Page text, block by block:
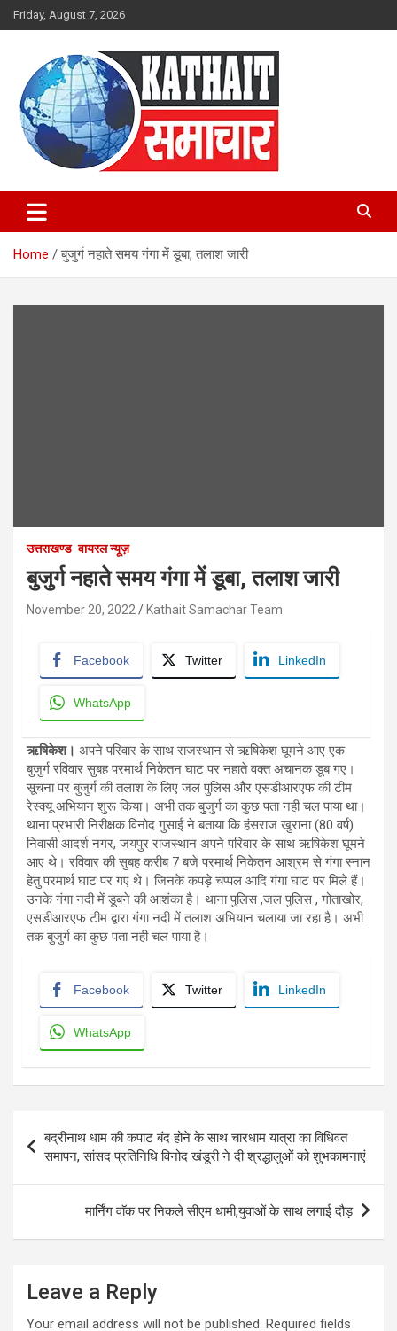
Skip
to
Friday, August 7, 2026
Kathait Samachar – Latest
Uttarakhand News in Hindi,
Uttarakhand News Headlines
Home बुजुर्ग नहाते समय गंगा में डूबा, तलाश जारी
उत्तराखण्ड वायरल न्यूज़
बुजुर्ग नहाते समय गंगा में डूबा, तलाश जारी
November 20, 2022 Kathait Samachar Team
Facebook Twitter LinkedIn
WhatsApp
ऋषिकेश। अपने परिवार के साथ राजस्थान से ऋषिकेश घूमने आए एक
बुजुर्ग रविवार सुबह परमार्थ निकेतन घाट पर नहाते वक्त अचानक डूब गए।
सूचना पर बुजुर्ग की तलाश के लिए जल पुलिस और एसडीआरएफ की टीम
रेस्क्यू अभियान शुरू किया। अभी तक बुुजुर्ग का कुछ पता नही चल पाया था।
थाना प्रभारी निरीक्षक विनोद गुसाईं ने बताया कि हंसराज खुराना (80 वर्ष)
निवासी आदर्श नगर, जयपुर राजस्थान अपने परिवार के साथ ऋषिकेश घूमने
आए थे। रविवार की सुबह करीब 7 बजे परमार्थ निकेतन आश्रम से गंगा स्नान
हेतु परमार्थ घाट पर गए थे। जिनके कपड़े चप्पल आदि गंगा घाट पर मिले हैं।
उनके गंगा नदी में डूबने की आशंका है। थाना पुलिस ,जल पुलिस , गोताखोर,
एसडीआरएफ टीम द्वारा गंगा नदी में तलाश अभियान चलाया जा रहा है। अभी
तक बुजुर्ग का कुछ पता नही चल पाया है।
Facebook Twitter LinkedIn
WhatsApp
navigation
बद्रीनाथ धाम की कपाट बंद होने के साथ चारधाम यात्रा का विधिवत
समापन, सांसद प्रतिनिधि विनोद खंडूरी ने दी श्रद्धालुओं को शुभकामनाएं
मार्निंग वाॅक पर निकले सीएम धामी,युवाओं के साथ लगाई दौड़
Leave a Reply
Your email address will not be published. Required fields